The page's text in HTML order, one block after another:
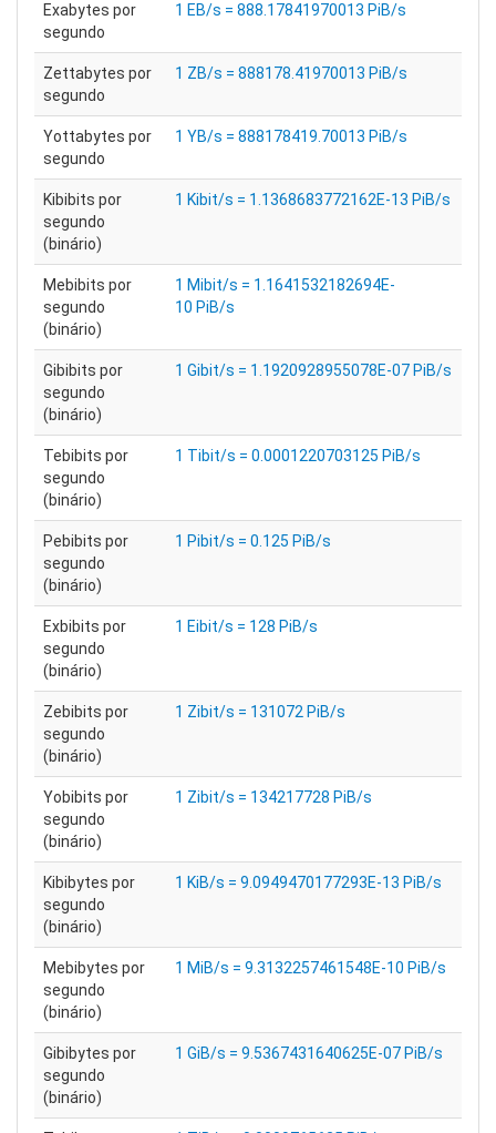
Exabytes por
segundo
1 EB/s = 888.17841970013 PiB/s
Zettabytes por
segundo
1 ZB/s = 888178.41970013 PiB/s
Yottabytes por
segundo
1 YB/s = 888178419.70013 PiB/s
Kibibits por
segundo
(binário)
1 Kibit/s = 1.1368683772162E-13 PiB/s
Mebibits por
segundo
(binário)
1 Mibit/s = 1.1641532182694E-
10 PiB/s
Gibibits por
segundo
(binário)
1 Gibit/s = 1.1920928955078E-07 PiB/s
Tebibits por
segundo
(binário)
1 Tibit/s = 0.0001220703125 PiB/s
Pebibits por
segundo
(binário)
1 Pibit/s = 0.125 PiB/s
Exbibits por
segundo
(binário)
1 Eibit/s = 128 PiB/s
Zebibits por
segundo
(binário)
1 Zibit/s = 131072 PiB/s
Yobibits por
segundo
(binário)
1 Zibit/s = 134217728 PiB/s
Kibibytes por
segundo
(binário)
1 KiB/s = 9.0949470177293E-13 PiB/s
Mebibytes por
segundo
(binário)
1 MiB/s = 9.3132257461548E-10 PiB/s
Gibibytes por
segundo
(binário)
1 GiB/s = 9.5367431640625E-07 PiB/s